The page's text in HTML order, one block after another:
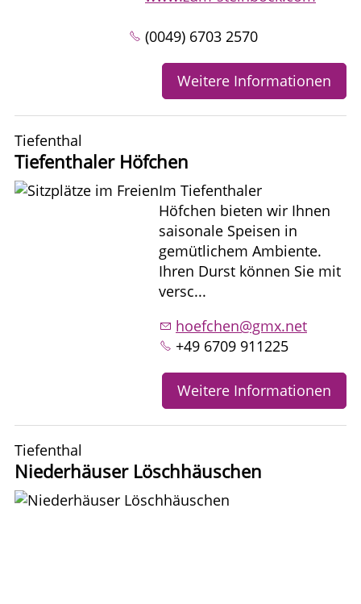
(0049) 6703 2570
Weitere Informationen
Tiefenthal
Tiefenthaler Höfchen
Im Tiefenthaler
Höfchen bieten wir Ihnen
saisonale Speisen in
gemütlichem Ambiente.
Ihren Durst können Sie mit
versc...
hoefchen@gmx.net
+49 6709 911225
Weitere Informationen
Tiefenthal
Niederhäuser Löschhäuschen